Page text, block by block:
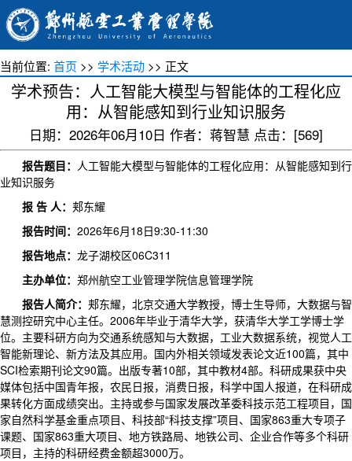
当前位置: 首页 >> 学术活动 >> 正文
学术预告：人工智能大模型与智能体的工程化应
用：从智能感知到行业知识服务
日期：2026年06月10日 作者：蒋智慧 点击：[569]
报告题目： 人工智能大模型与智能体的工程化应用：从智能感知到行
业知识服务
报 告 人： 郏东耀
报告时间： 2026年6月18日9:30-11:30
报告地点： 龙子湖校区06C311
主办单位： 郑州航空工业管理学院信息管理学院
报告人简介： 郏东耀，北京交通大学教授，博士生导师，大数据与智
慧测控研究中心主任。2006年毕业于清华大学，获清华大学工学博士学
位。主要科研方向为交通系统感知与大数据，工业大数据系统，视觉人工
智能新理论、新方法及其应用。国内外相关领域发表论文近100篇，其中
SCI检索期刊论文90篇。出版专著10部，其中教材4部。科研成果获中央
媒体包括中国青年报，农民日报，消费日报，科学中国人报道，在科研成
果转化方面成绩突出。主持或参与国家发展改革委科技示范工程项目，国
家自然科学基金重点项目、科技部“科技支撑”项目、国家863重大专项子
课题、国家863重大项目、地方铁路局、地铁公司、企业合作等多个科研
项目，主持的科研经费金额超3000万。